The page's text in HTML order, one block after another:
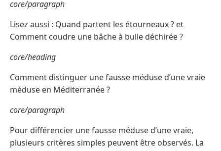
core/paragraph
Lisez aussi : Quand partent les étourneaux ? et
Comment coudre une bâche à bulle déchirée ?
core/heading
Comment distinguer une fausse méduse d’une vraie
méduse en Méditerranée ?
core/paragraph
Pour différencier une fausse méduse d’une vraie,
plusieurs critères simples peuvent être observés. La